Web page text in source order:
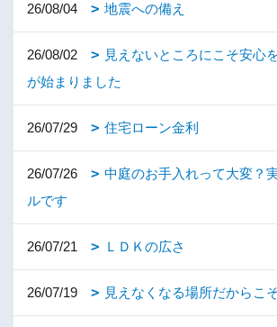
26/08/04 地震への備え
26/08/02
見えないところにこそ安心
が始まりました
26/07/29 住宅ローン金利
26/07/26
中庭のお手入れって大変？
ルです
26/07/21 ＬＤＫの広さ
26/07/19 見えなくなる場所だからこ